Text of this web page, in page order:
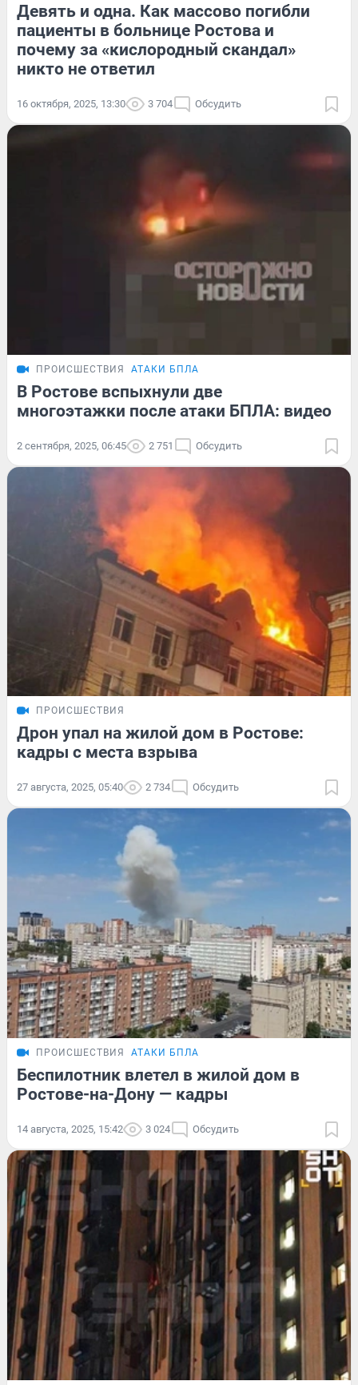
Девять и одна. Как массово погибли
пациенты в больнице Ростова и
почему за «кислородный скандал»
никто не ответил
16 октября, 2025, 13:30 3 704 Обсудить
ПРОИСШЕСТВИЯ АТАКИ БПЛА
В Ростове вспыхнули две
многоэтажки после атаки БПЛА: видео
2 сентября, 2025, 06:45 2 751 Обсудить
ПРОИСШЕСТВИЯ
Дрон упал на жилой дом в Ростове:
кадры с места взрыва
27 августа, 2025, 05:40 2 734 Обсудить
ПРОИСШЕСТВИЯ АТАКИ БПЛА
Беспилотник влетел в жилой дом в
Ростове-на-Дону — кадры
14 августа, 2025, 15:42 3 024 Обсудить